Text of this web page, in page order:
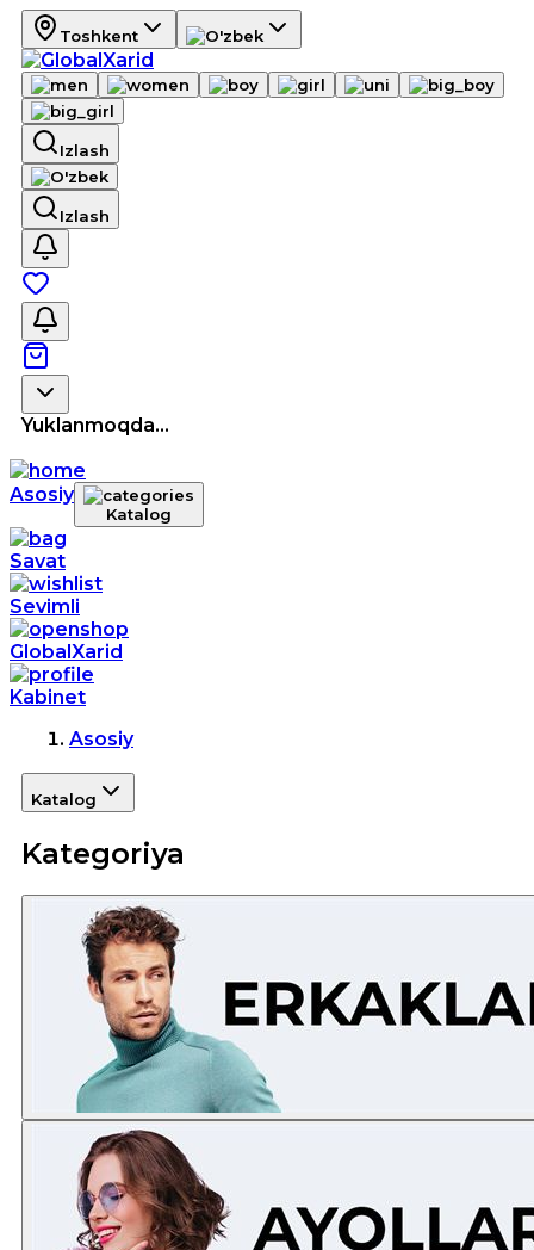
Toshkent
Izlash
Izlash
Yuklanmoqda...
Asosiy
Katalog
Savat
Sevimli
GlobalXarid
Kabinet
Asosiy
Katalog
Kategoriya